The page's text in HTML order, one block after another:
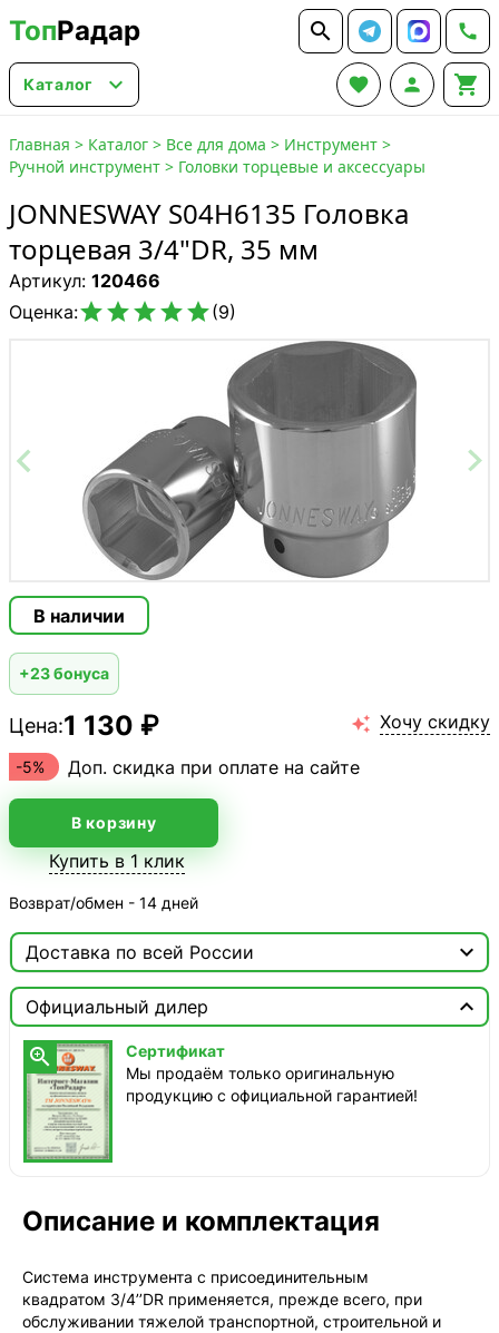
ТопРадар  
Каталог    
Главная > Каталог > Все для дома > Инструмент >
Ручной инструмент > Головки торцевые и аксессуары
JONNESWAY S04H6135 Головка
торцевая 3/4"DR, 35 мм
Артикул: 120466
Оценка:(9)
В наличии
+23 бонуса
Цена:1 130 ₽  Хочу скидку
-5% Доп. скидка при оплате на сайте
В корзину
Купить в 1 клик
Возврат/обмен - 14 дней
Доставка по всей России 
 Москва
ТопРадар — Курьер
сегодня, от 350 ₽
ТопРадар — Самовывоз
сегодня, бесплатно
наб. Бережковская, д. 20, стр. 19
1-3 дня, от 385 ₽
Официальный дилер


Сертификат
Мы продаём только оригинальную
продукцию с официальной гарантией!
Описание и комплектация
Система инструмента с присоединительным
квадратом 3/4’’DR применяется, прежде всего, при
обслуживании тяжелой транспортной, строительной и